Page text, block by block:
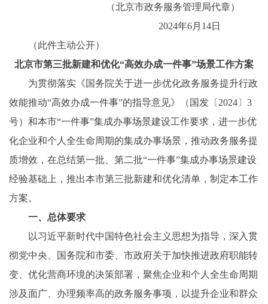
（北京市政务服务管理局代章）
2024年6月14日
（此件主动公开）
北京市第三批新建和优化“高效办成一件事”场景工作方案
为贯彻落实《国务院关于进一步优化政务服务提升行政
效能推动“高效办成一件事”的指导意见》（国发〔2024〕3
号）和本市“一件事”集成办事场景建设工作要求，进一步优
化企业和个人全生命周期的集成办事场景，推动政务服务提
质增效，在总结第一批、第二批“一件事”集成办事场景建设
经验基础上，推出本市第三批新建和优化清单，制定本工作
方案。
一、总体要求
以习近平新时代中国特色社会主义思想为指导，深入贯
彻党中央、国务院和市委、市政府关于加快推进政府职能转
变、优化营商环境的决策部署，聚焦企业和个人全生命周期
涉及面广、办理频率高的政务服务事项，以提升企业和群众